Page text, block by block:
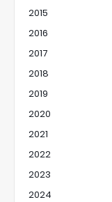
2015
2016
2017
2018
2019
2020
2021
2022
2023
2024